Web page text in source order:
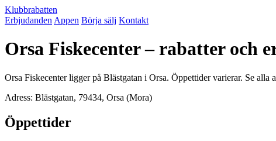
Klubbrabatten
Erbjudanden Appen Börja sälj Kontakt
Orsa Fiskecenter – rabatter och
Orsa Fiskecenter ligger på Blästgatan i Orsa. Öppettider varierar. Se
Adress: Blästgatan, 79434, Orsa (Mora)
Öppettider